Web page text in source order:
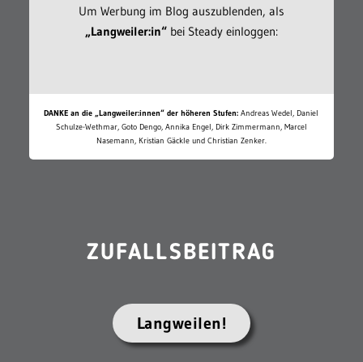
Um Werbung im Blog auszublenden, als
„Langweiler:in“bei Steady einloggen:
DANKE an die „Langweiler:innen“ der höheren Stufen: Andreas Wedel, Daniel
Schulze-Wethmar, Goto Dengo, Annika Engel, Dirk Zimmermann, Marcel
Nasemann, Kristian Gäckle und Christian Zenker.
ZUFALLSBEITRAG
Langweilen!